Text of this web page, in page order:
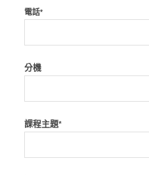
電話*
分機
課程主題*